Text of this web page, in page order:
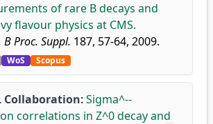
of rare B decays and
flavour physics at CMS.
B Proc. Suppl. 187, 57-64, 2009.
WoS Scopus
Collaboration: Sigma^--
correlations in Z^0 decay and